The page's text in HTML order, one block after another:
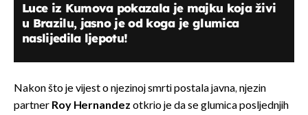
Luce iz Kumova pokazala je majku koja živi
u Brazilu, jasno je od koga je glumica
naslijedila ljepotu!
Nakon što je vijest o njezinoj smrti postala javna, njezin
partner Roy Hernandez otkrio je da se glumica posljednjih